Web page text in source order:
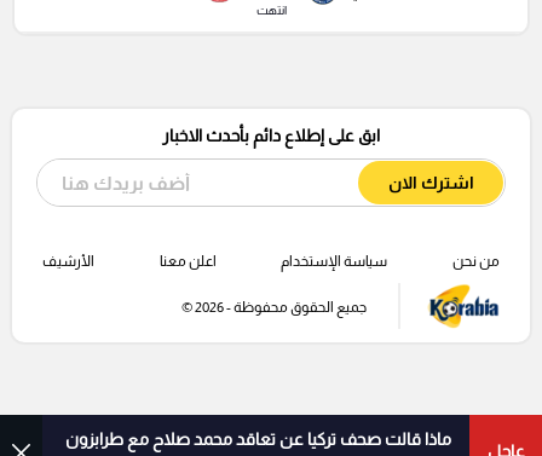
انتهت
عاجل
ماذا قالت صحف تركيا عن تعاقد محمد صلاح مع طرابزون
ابق على إطلاع دائم بأحدث الاخبار
اشترك الان
من نحن سياسة الإستخدام اعلن معنا الأرشيف
جميع الحقوق محفوظة - 2026 ©